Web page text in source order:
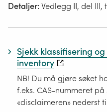
Detaljer:Vedlegg II, del III,
Sjekk klassifisering
inventory
NB! Du må gjøre søket
f.eks. CAS-nummeret
«disclaimeren» nederst